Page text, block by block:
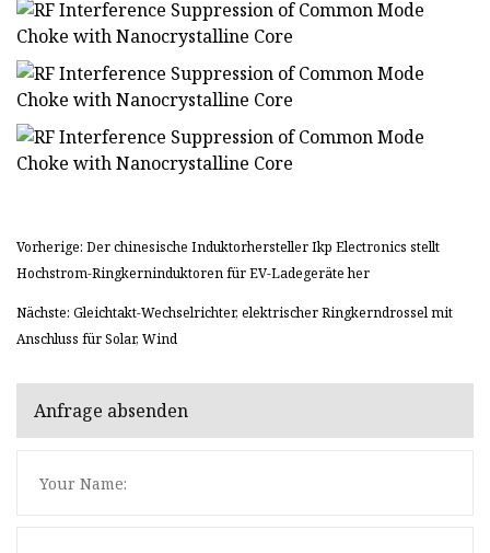
Vorherige: Der chinesische Induktorhersteller Ikp Electronics stellt
Hochstrom-Ringkerninduktoren für EV-Ladegeräte her
Nächste: Gleichtakt-Wechselrichter, elektrischer Ringkerndrossel mit
Anschluss für Solar, Wind
Anfrage absenden